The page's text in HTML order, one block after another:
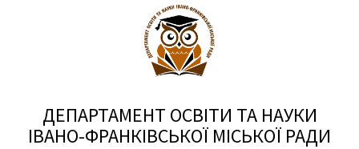
ДЕПАРТАМЕНТ ОСВІТИ ТА НАУКИ
ІВАНО-ФРАНКІВСЬКОЇ МІСЬКОЇ РАДИ